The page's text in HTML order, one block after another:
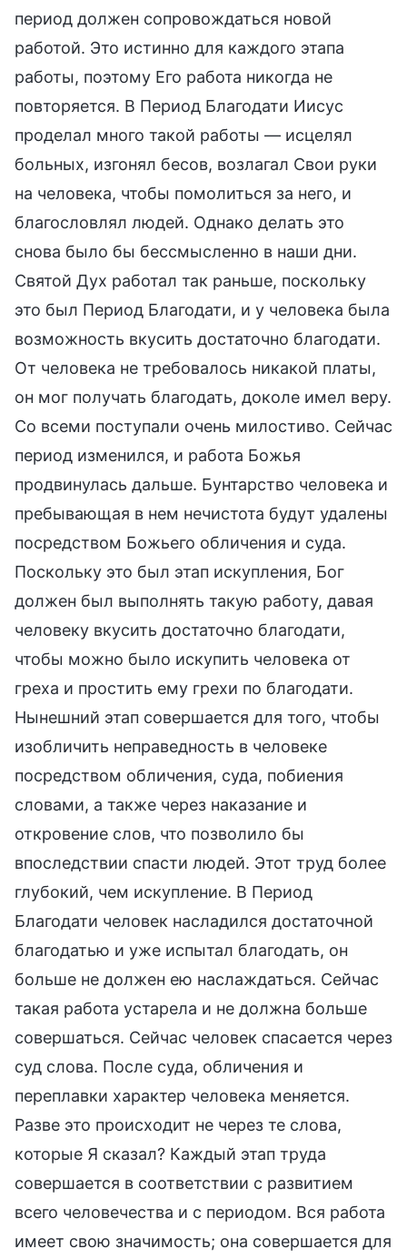
период должен сопровождаться новой
работой. Это истинно для каждого этапа
работы, поэтому Его работа никогда не
повторяется. В Период Благодати Иисус
проделал много такой работы — исцелял
больных, изгонял бесов, возлагал Свои руки
на человека, чтобы помолиться за него, и
благословлял людей. Однако делать это
снова было бы бессмысленно в наши дни.
Святой Дух работал так раньше, поскольку
это был Период Благодати, и у человека была
возможность вкусить достаточно благодати.
От человека не требовалось никакой платы,
он мог получать благодать, доколе имел веру.
Со всеми поступали очень милостиво. Сейчас
период изменился, и работа Божья
продвинулась дальше. Бунтарство человека и
пребывающая в нем нечистота будут удалены
посредством Божьего обличения и суда.
Поскольку это был этап искупления, Бог
должен был выполнять такую работу, давая
человеку вкусить достаточно благодати,
чтобы можно было искупить человека от
греха и простить ему грехи по благодати.
Нынешний этап совершается для того, чтобы
изобличить неправедность в человеке
посредством обличения, суда, побиения
словами, а также через наказание и
откровение слов, что позволило бы
впоследствии спасти людей. Этот труд более
глубокий, чем искупление. В Период
Благодати человек насладился достаточной
благодатью и уже испытал благодать, он
больше не должен ею наслаждаться. Сейчас
такая работа устарела и не должна больше
совершаться. Сейчас человек спасается через
суд слова. После суда, обличения и
переплавки характер человека меняется.
Разве это происходит не через те слова,
которые Я сказал? Каждый этап труда
совершается в соответствии с развитием
всего человечества и с периодом. Вся работа
имеет свою значимость; она совершается для